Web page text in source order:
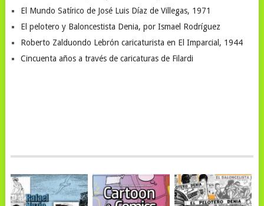
El Mundo Satírico de José Luis Díaz de Villegas, 1971
El pelotero y Baloncestista Denia, por Ismael Rodríguez
Roberto Zalduondo Lebrón caricaturista en El Imparcial, 1944
Cincuenta años a través de caricaturas de Filardi